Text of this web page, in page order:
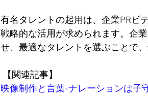
有名タレントの起用は、企業PRビ
戦略的な活用が求められます。企
せ、最適なタレントを選ぶことで
【関連記事】
映像制作と言葉-ナレーションは子